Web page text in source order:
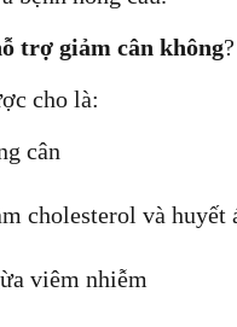
trợ giảm cân không?
cho là:
cân
cholesterol và huyết
viêm nhiễm